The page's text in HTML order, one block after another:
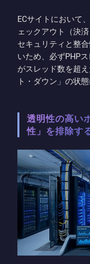
ECサイトにおいて
ェックアウト（決
セキュリティと整
いため、必ずPHP
がスレッド数を超
ト・ダウン」の状態
透明性の高い
性」を排除す